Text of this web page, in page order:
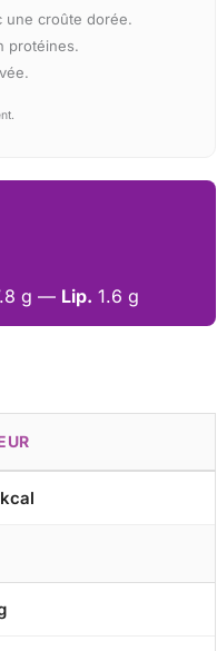
une croûte dorée.
protéines.
g — Lip. 1.6 g